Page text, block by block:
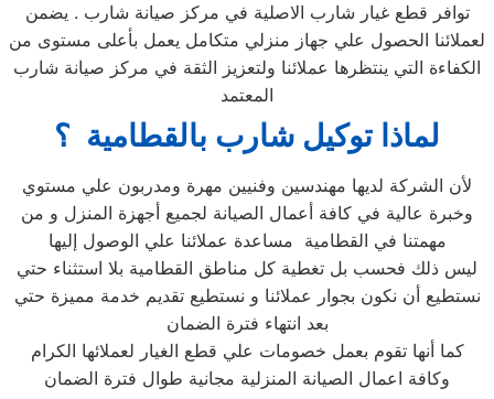
توافر قطع غيار شارب الاصلية في مركز صيانة شارب . يضمن
لعملائنا الحصول علي جهاز منزلي متكامل يعمل بأعلى مستوى من
الكفاءة التي ينتظرها عملائنا ولتعزيز الثقة في مركز صيانة شارب
المعتمد
لماذا توكيل شارب بالقطامية ؟
لأن الشركة لديها مهندسين وفنيين مهرة ومدربون علي مستوي
وخبرة عالية في كافة أعمال الصيانة لجميع أجهزة المنزل و من
مهمتنا في القطامية مساعدة عملائنا علي الوصول إليها
ليس ذلك فحسب بل تغطية كل مناطق القطامية بلا استثناء حتي
نستطيع أن نكون بجوار عملائنا و نستطيع تقديم خدمة مميزة حتي
بعد انتهاء فترة الضمان
كما أنها تقوم بعمل خصومات علي قطع الغيار لعملائها الكرام
وكافة اعمال الصيانة المنزلية مجانية طوال فترة الضمان